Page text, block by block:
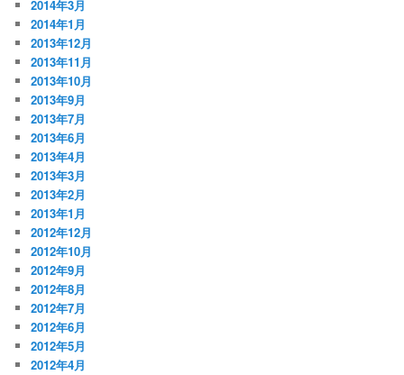
2014年3月
2014年1月
2013年12月
2013年11月
2013年10月
2013年9月
2013年7月
2013年6月
2013年4月
2013年3月
2013年2月
2013年1月
2012年12月
2012年10月
2012年9月
2012年8月
2012年7月
2012年6月
2012年5月
2012年4月